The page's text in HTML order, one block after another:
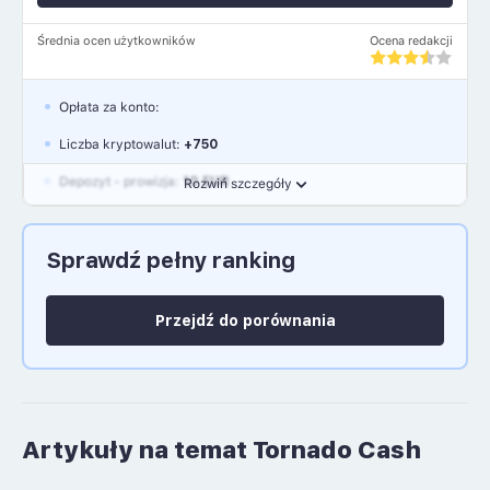
Średnia ocen użytkowników Ocena redakcji
Rozwiń szczegóły
Opłata za konto:
Liczba kryptowalut: +750
Depozyt - prowizja: 10 EUR
Język polski: NIE
Sprawdź pełny ranking
Przejdź do porównania
Artykuły na temat Tornado Cash